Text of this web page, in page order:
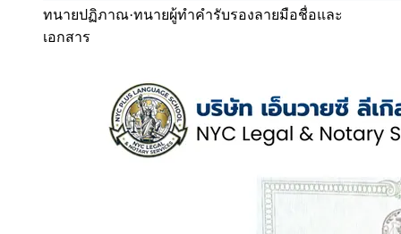
ทนายปฏิภาณ·ทนายผู้ทำคำรับรองลายมือชื่อและ
เอกสาร